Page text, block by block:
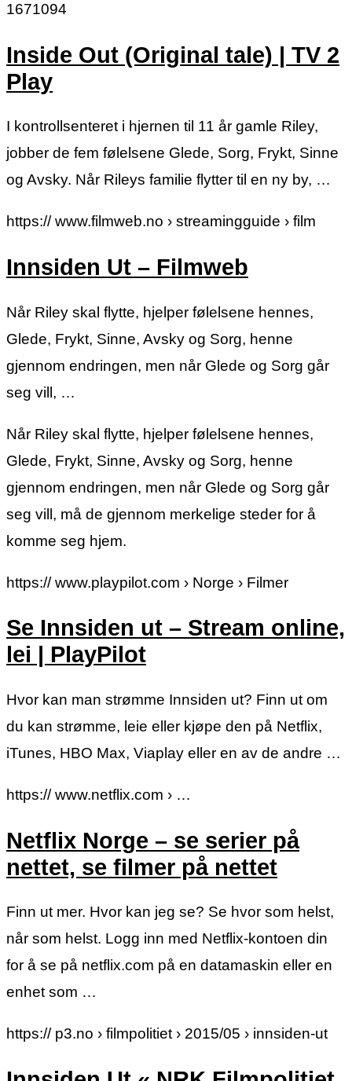
1671094
Inside Out (Original tale) | TV 2
Play
I kontrollsenteret i hjernen til 11 år gamle Riley,
jobber de fem følelsene Glede, Sorg, Frykt, Sinne
og Avsky. Når Rileys familie flytter til en ny by, …
https:// www.filmweb.no › streamingguide › film
Innsiden Ut – Filmweb
Når Riley skal flytte, hjelper følelsene hennes,
Glede, Frykt, Sinne, Avsky og Sorg, henne
gjennom endringen, men når Glede og Sorg går
seg vill, …
Når Riley skal flytte, hjelper følelsene hennes,
Glede, Frykt, Sinne, Avsky og Sorg, henne
gjennom endringen, men når Glede og Sorg går
seg vill, må de gjennom merkelige steder for å
komme seg hjem.
https:// www.playpilot.com › Norge › Filmer
Se Innsiden ut – Stream online,
lei | PlayPilot
Hvor kan man strømme Innsiden ut? Finn ut om
du kan strømme, leie eller kjøpe den på Netflix,
iTunes, HBO Max, Viaplay eller en av de andre …
https:// www.netflix.com › …
Netflix Norge – se serier på
nettet, se filmer på nettet
Finn ut mer. Hvor kan jeg se? Se hvor som helst,
når som helst. Logg inn med Netflix-kontoen din
for å se på netflix.com på en datamaskin eller en
enhet som …
https:// p3.no › filmpolitiet › 2015/05 › innsiden-ut